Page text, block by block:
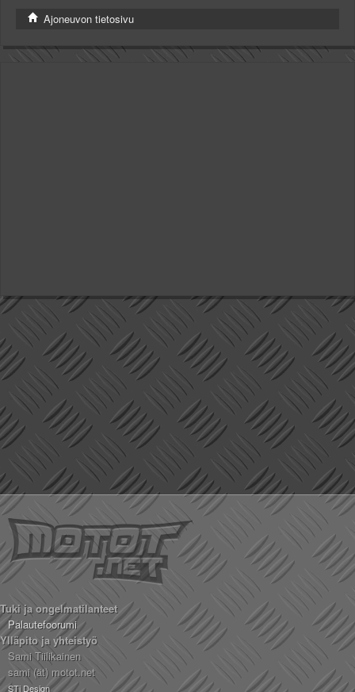
Helsingin sää
Tampereen sää
Turun sää
Oulun sää
Ajoneuvon tietosivu
Tuki ja ongelmatilanteet
Palautefoorumi
Ylläpito ja yhteistyö
Sami Tiilikainen
sami (ät) motot.net
STi Design